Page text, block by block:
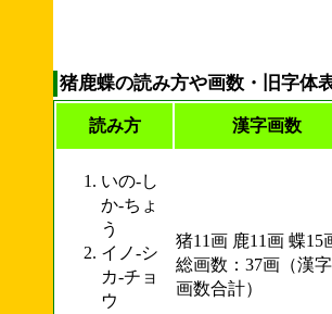
猪鹿蝶の読み方や画数・旧字体
読み方 漢字画数
いの-し
か-ちょ
う
イノ-シ
カ-チョ
ウ
猪11画 鹿11画 蝶15
総画数：37画（漢
画数合計）